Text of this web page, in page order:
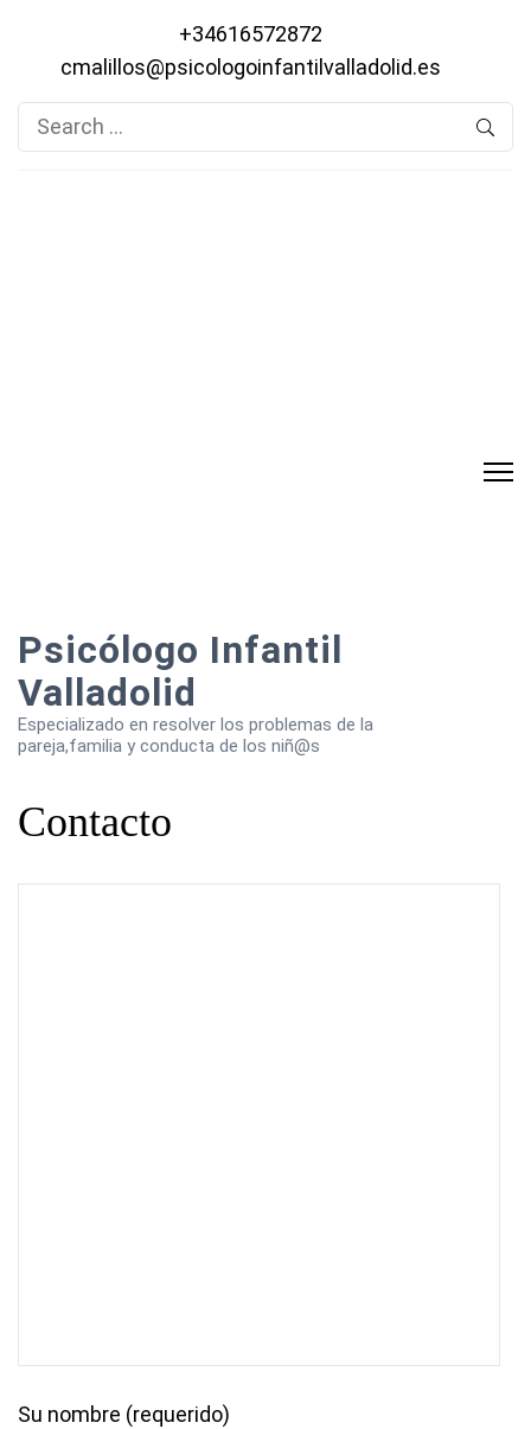
+34616572872
cmalillos@psicologoinfantilvalladolid.es
Search
for:
Psicólogo Infantil
Valladolid
Especializado en resolver los problemas de la
pareja,familia y conducta de los niñ@s
Contacto
Su nombre (requerido)